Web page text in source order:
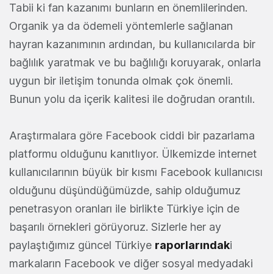
Tabii ki fan kazanımı bunların en önemlilerinden.
Organik ya da ödemeli yöntemlerle sağlanan
hayran kazanımının ardından, bu kullanıcılarda bir
bağlılık yaratmak ve bu bağlılığı koruyarak, onlarla
uygun bir iletişim tonunda olmak çok önemli.
Bunun yolu da içerik kalitesi ile doğrudan orantılı.
Araştırmalara göre Facebook ciddi bir pazarlama
platformu olduğunu kanıtlıyor. Ülkemizde internet
kullanıcılarının büyük bir kısmı Facebook kullanıcısı
olduğunu düşündüğümüzde, sahip olduğumuz
penetrasyon oranları ile birlikte Türkiye için de
başarılı örnekleri görüyoruz. Sizlerle her ay
paylaştığımız güncel Türkiye raporlarındaki
markaların Facebook ve diğer sosyal medyadaki